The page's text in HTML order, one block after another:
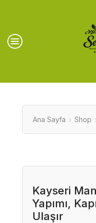
Ana Sayfa Shop
Kayseri
Yapımı,
Ulaşır